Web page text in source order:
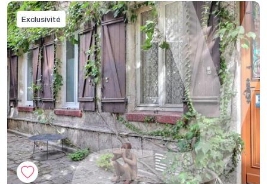
Exclusivité